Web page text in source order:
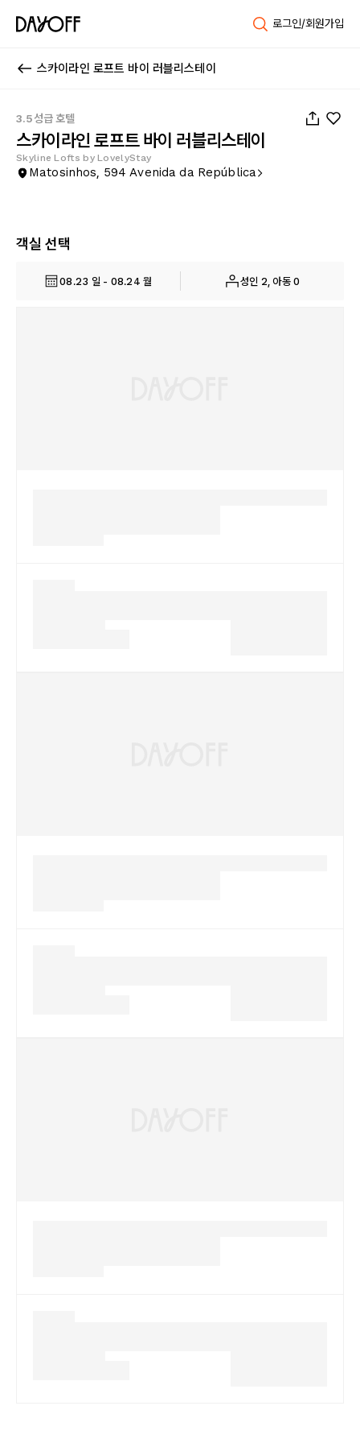
로그인/회원가입
스카이라인 로프트 바이 러블리스테이
3.5성급 호텔
스카이라인 로프트 바이 러블리스테이
Skyline Lofts by LovelyStay
Matosinhos, 594 Avenida da República
객실 선택
08.23 일 - 08.24 월 성인 2, 아동 0